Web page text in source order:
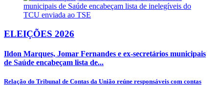
ELEIÇÕES 2026
Ildon Marques, Jomar Fernandes e ex-secretários municipais
de Saúde encabeçam lista de...
Relação do Tribunal de Contas da União reúne responsáveis com contas